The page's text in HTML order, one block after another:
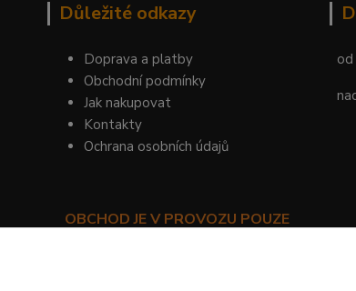
Důležité odkazy
Doprava a platby
Obchodní podmínky
Jak nakupovat
Kontakty
Ochrana osobních údajů
OBCHOD JE V PROVOZU POUZE